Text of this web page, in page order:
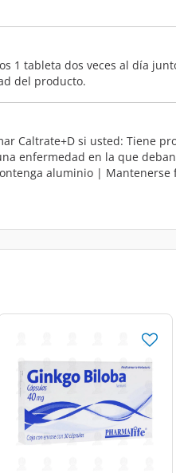
1 tableta dos veces al día
del producto.
Caltrate+D si usted: Tiene
enfermedad en la que
aluminio | Mantenerse